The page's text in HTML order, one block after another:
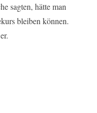
sagten, hätte man
bleiben können.